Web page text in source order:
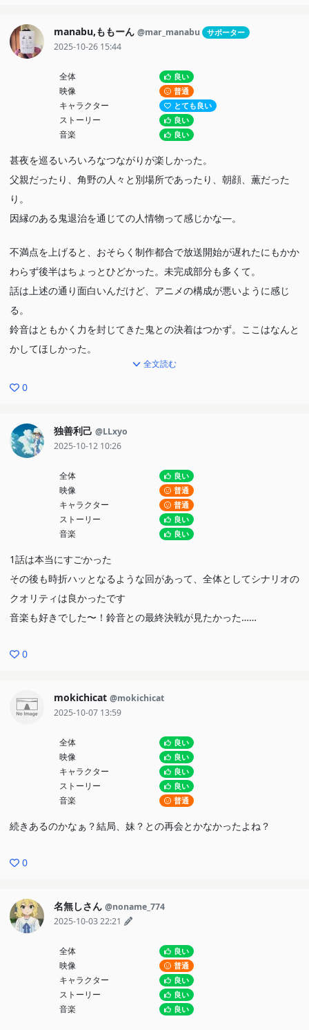
ではないか、しかし変えるわけにはいかない、自分は弱くなった、
中途半端なのではと苦悩する描写もあった。鬼としての生き方と人
としての生き方に思い悩みながらも前に進む甚夜の姿の描き方がと
ても丁寧だった。
辛く切ない展開も多かったけど、ドラマの描き方がとても丁寧で
面白かった。鈴音との因縁の決着や、明治編のその後・大正・昭和
manabu,ももーん @mar_manabu サポーター
2025-10-26 15:44
全体 良い
映像 普通
キャラクター とても良い
ストーリー 良い
音楽 良い
甚夜を巡るいろいろなつながりが楽しかった。
父親だったり、角野の人々と別場所であったり、朝顔、薫だった
り。
因縁のある鬼退治を通じての人情物って感じかな―。
不満点を上げると、おそらく制作都合で放送開始が遅れたにもかか
わらず後半はちょっとひどかった。未完成部分も多くて。
話は上述の通り面白いんだけど、アニメの構成が悪いように感じ
る。
鈴音はともかく力を封じてきた鬼との決着はつかず。ここはなんと
かしてほしかった。
まだしばらくかかるんだろうなぁってのは察せるんだけどもね。
た。
全文読む
0
独善利己 @LLxyo
2025-10-12 10:26
全体 良い
映像 普通
キャラクター 普通
ストーリー 良い
音楽 良い
1話は本当にすごかった
その後も時折ハッとなるような回があって、全体としてシナリオの
クオリティは良かったです
音楽も好きでした〜！鈴音との最終決戦が見たかった……
0
mokichicat @mokichicat
2025-10-07 13:59
全体 良い
映像 良い
キャラクター 良い
ストーリー 良い
音楽 普通
続きあるのかなぁ？結局、妹？との再会とかなかったよね？
0
名無しさん @noname_774
2025-10-03 22:21
全体 良い
映像 普通
キャラクター 良い
ストーリー 良い
音楽 良い